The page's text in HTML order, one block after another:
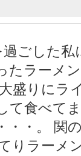
ごした
たラーメ
盛りにラ
て食べて
・・。 関
りラーメ